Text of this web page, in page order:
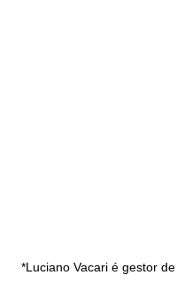
*Luciano Vacari é gestor